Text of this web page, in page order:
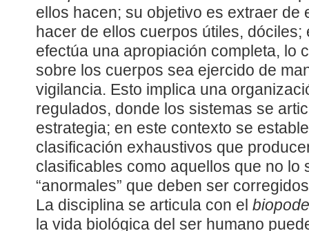
ellos hacen; su objetivo es extraer de
hacer de ellos cuerpos útiles, dóciles;
efectúa una apropiación completa, lo
sobre los cuerpos sea ejercido de
vigilancia. Esto implica una
regulados, donde los sistemas se
estrategia; en este contexto se
clasificación exhaustivos que
clasificables como aquellos que no lo
“anormales” que deben ser
La disciplina se articula con el
la vida biológica del ser humano